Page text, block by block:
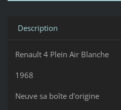
Description
Renault 4 Plein Air Blanche
1968
Neuve sa boîte d'origine